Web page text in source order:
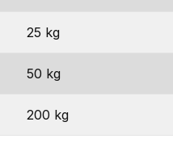
25 kg
50 kg
200 kg